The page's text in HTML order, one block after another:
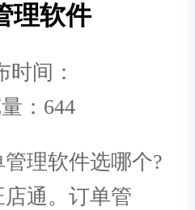
理软件
时间：
：644
理软件选哪个?
通。订单管